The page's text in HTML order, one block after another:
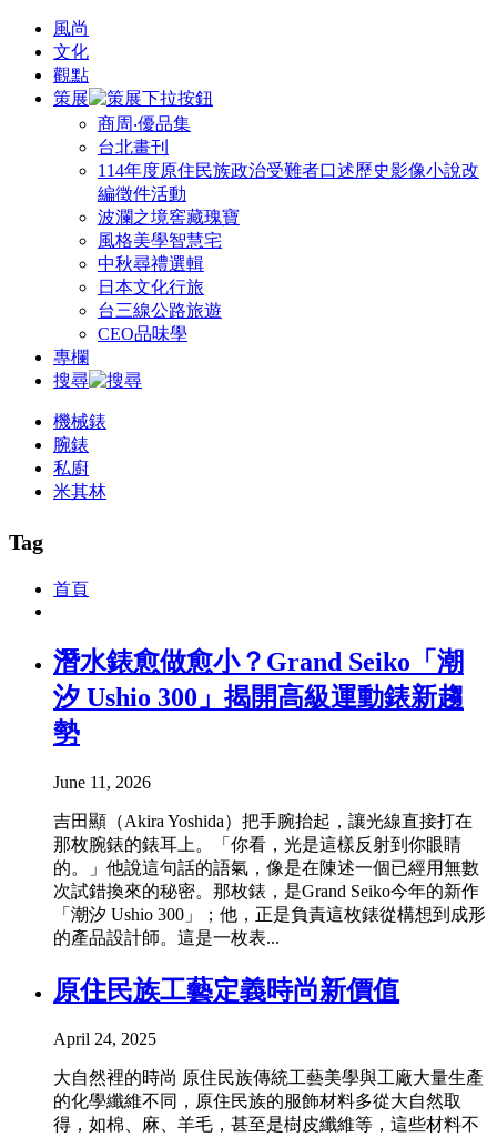
風尚
文化
觀點
策展
商周‧優品集
台北畫刊
114年度原住民族政治受難者口述歷史影像小說改
編徵件活動
波瀾之境窖藏瑰寶
風格美學智慧宅
中秋尋禮選輯
日本文化行旅
台三線公路旅遊
CEO品味學
專欄
搜尋
機械錶
腕錶
私廚
米其林
Tag
首頁
潛水錶愈做愈小？Grand Seiko「潮
汐 Ushio 300」揭開高級運動錶新趨
勢
June 11, 2026
吉田顯（Akira Yoshida）把手腕抬起，讓光線直接打在
那枚腕錶的錶耳上。「你看，光是這樣反射到你眼睛
的。」他說這句話的語氣，像是在陳述一個已經用無數
次試錯換來的秘密。那枚錶，是Grand Seiko今年的新作
「潮汐 Ushio 300」；他，正是負責這枚錶從構想到成形
的產品設計師。這是一枚表...
原住民族工藝定義時尚新價值
April 24, 2025
大自然裡的時尚 原住民族傳統工藝美學與工廠大量生產
的化學纖維不同，原住民族的服飾材料多從大自然取
得，如棉、麻、羊毛，甚至是樹皮纖維等，這些材料不